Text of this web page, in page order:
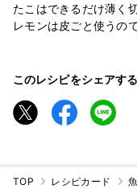
たこはできるだけ薄く
レモンは皮ごと使うの
このレシピをシェアする
TOP レシピカード